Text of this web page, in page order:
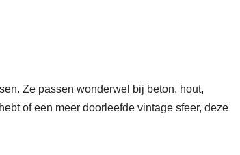
Ze passen wonderwel bij beton, hout,
of een meer doorleefde vintage sfeer, deze